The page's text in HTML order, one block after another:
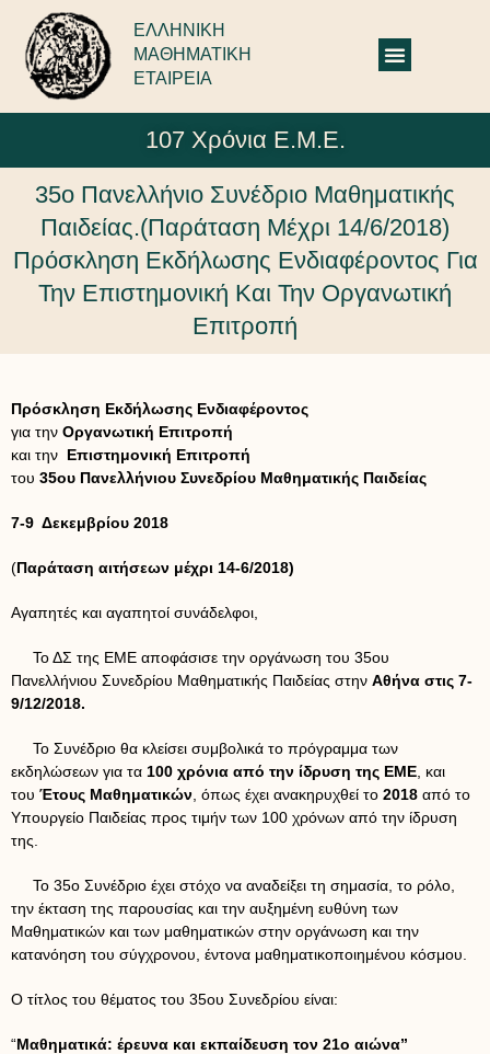
ΕΛΛΗΝΙΚΗ
ΜΑΘΗΜΑΤΙΚΗ
ΕΤΑΙΡΕΙΑ
107 Χρόνια Ε.Μ.Ε.
35ο Πανελλήνιο Συνέδριο Μαθηματικής
Παιδείας.(Παράταση Μέχρι 14/6/2018)
Πρόσκληση Εκδήλωσης Ενδιαφέροντος Για
Την Επιστημονική Και Την Οργανωτική
Επιτροπή
Πρόσκληση Εκδήλωσης Ενδιαφέροντος
για την Οργανωτική Επιτροπή
και την Επιστημονική Επιτροπή
του 35ου Πανελλήνιου Συνεδρίου Μαθηματικής Παιδείας
7-9 Δεκεμβρίου 2018
(Παράταση αιτήσεων μέχρι 14-6/2018)
Αγαπητές και αγαπητοί συνάδελφοι,
Το ΔΣ της ΕΜΕ αποφάσισε την οργάνωση του 35ου
Πανελλήνιου Συνεδρίου Μαθηματικής Παιδείας στην Αθήνα στις 7-
9/12/2018.
Το Συνέδριο θα κλείσει συμβολικά το πρόγραμμα των
εκδηλώσεων για τα 100 χρόνια από την ίδρυση της ΕΜΕ , και
του Έτους Μαθηματικών , όπως έχει ανακηρυχθεί το 2018 από το
Υπουργείο Παιδείας προς τιμήν των 100 χρόνων από την ίδρυση
της.
Το 35ο Συνέδριο έχει στόχο να αναδείξει τη σημασία, το ρόλο,
την έκταση της παρουσίας και την αυξημένη ευθύνη των
Μαθηματικών και των μαθηματικών στην οργάνωση και την
κατανόηση του σύγχρονου, έντονα μαθηματικοποιημένου κόσμου.
Ο τίτλος του θέματος του 35ου Συνεδρίου είναι:
“Μαθηματικά: έρευνα και εκπαίδευση τον 21ο αιώνα”